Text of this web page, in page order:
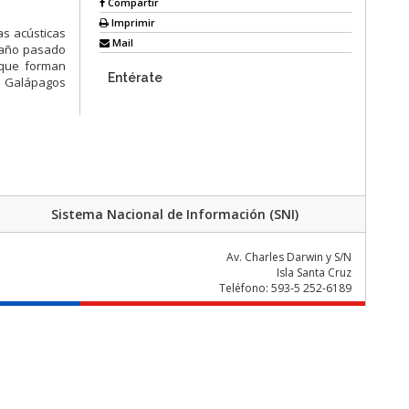
acústicas
pasado
forman
Imprimir
Mail
Entérate
Sistema Nacional de Información (SNI)
Av. Charles Darwin y S/N
Isla Santa Cruz
Teléfono: 593-5 252-6189